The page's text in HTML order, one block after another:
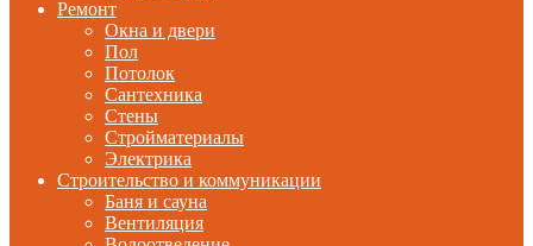
Ремонт
Окна и двери
Пол
Потолок
Сантехника
Стены
Стройматериалы
Электрика
Строительство и коммуникации
Баня и сауна
Вентиляция